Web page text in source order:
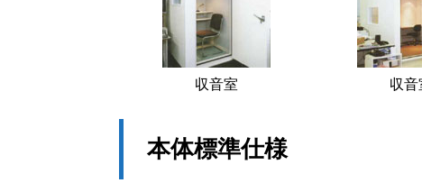
収音室 収音
本体標準仕様